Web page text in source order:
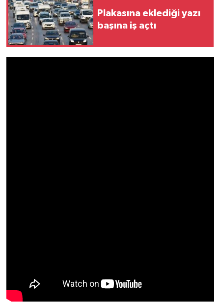
Plakasına eklediği yazı
başına iş açtı